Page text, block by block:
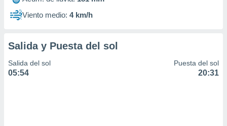
Viento medio: 4 km/h
Salida y Puesta del sol
Salida del sol
05:54
Puesta del sol
20:31